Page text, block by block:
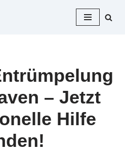
– Jetzt
Hilfe